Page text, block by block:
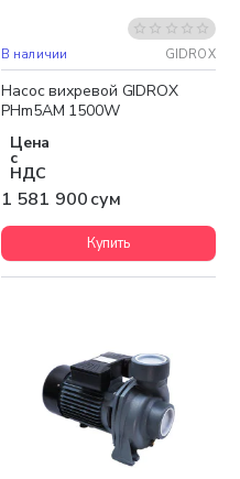
Бесплатная доставка
В наличии GIDROX
Насос вихревой GIDROX
PHm5AM 1500W
Цена
с
НДС
1 581 900 сум
Купить